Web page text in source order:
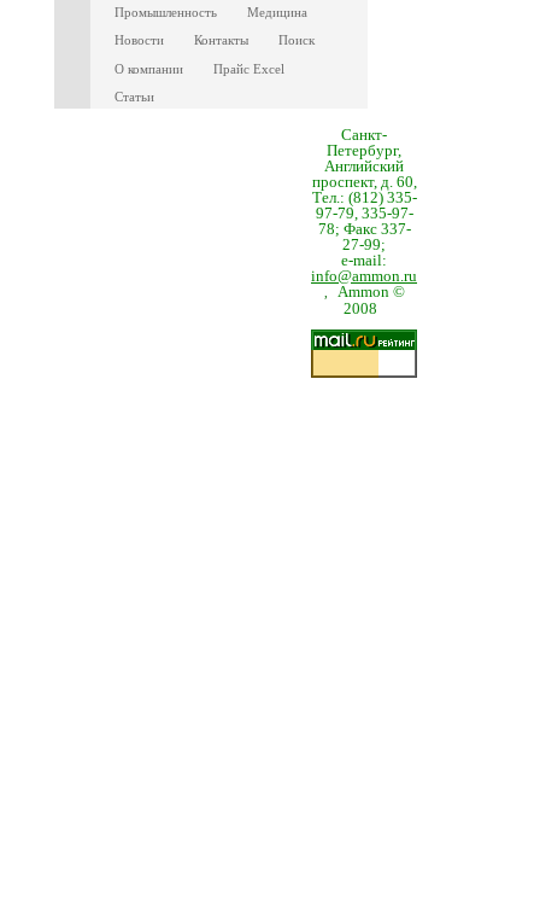
Промышленность
Медицина
Новости
Контакты
Поиск
О компании
Прайс Excel
Статьи
Санкт-
Петербург,
Английский
проспект, д. 60,
Тел.: (812) 335-
97-79, 335-97-
78; Факс 337-
27-99;
e-mail:
info@ammon.ru
Ammon ©
2008